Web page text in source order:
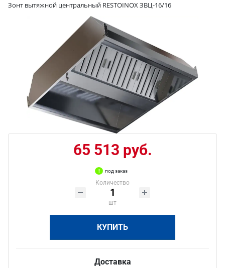
Зонт вытяжной центральный RESTOINOX ЗВЦ-16/16
65 513 руб.
под заказ
Количество
шт
КУПИТЬ
Доставка